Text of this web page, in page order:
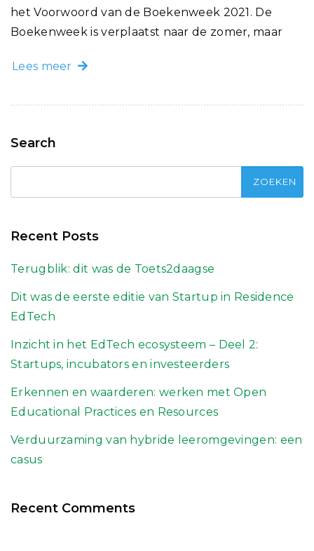
het Voorwoord van de Boekenweek 2021. De
Boekenweek is verplaatst naar de zomer, maar
Lees meer
Search
Recent Posts
Terugblik: dit was de Toets2daagse
Dit was de eerste editie van Startup in Residence
EdTech
Inzicht in het EdTech ecosysteem – Deel 2:
Startups, incubators en investeerders
Erkennen en waarderen: werken met Open
Educational Practices en Resources
Verduurzaming van hybride leeromgevingen: een
casus
Recent Comments